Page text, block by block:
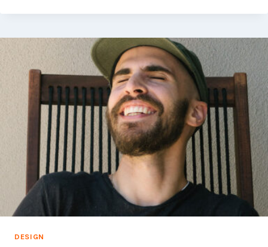
NOT
LOOKS
LIKE
AND
FEELS
LIKE.
DESIGN
IS
HOW
DESIGN